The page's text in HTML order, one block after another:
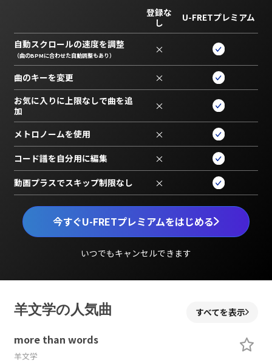
今すぐU-FRETプレミアムをはじめる
いつでもキャンセルできます
登録な
し
U-FRETプレミアム
自動スクロールの速度を調整
（曲のBPMに合わせた自動調整もあり） ×
曲のキーを変更 ×
お気に入りに上限なしで曲を追
加
×
メトロノームを使用 ×
コード譜を自分用に編集 ×
動画プラスでスキップ制限なし ×
羊文学の人気曲 すべてを表示
more than words
羊文学